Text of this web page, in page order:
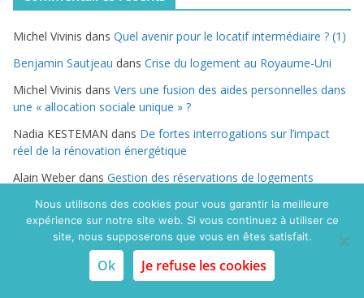
o
r
i
e
Michel Vivinis dans Quel avenir pour le locatif intermédiaire ? (1)
Benjamin Sautjeau dans Crise du logement au Royaume-Uni
Michel Vivinis dans Vers une fusion des aides personnelles dans
une « allocation sociale unique » ?
Nadia KESTEMAN dans De fortes interrogations sur l’impact
réel de la rénovation énergétique
Alain Weber dans Gestion des réservations de logements
Nous utilisons des cookies pour vous garantir la meilleure
expérience sur notre site web. Si vous continuez à utiliser ce
site, nous supposerons que vous en êtes satisfait.
Ok Je refuse les cookies